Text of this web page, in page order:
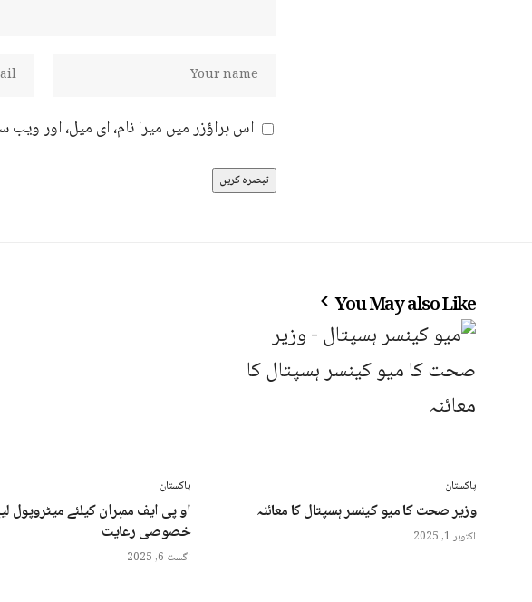
اس براؤزر میں میرا نام، ای میل، اور
You May also Like
پاکستان
وزیر صحت کا میو کینسر ہسپتال کا معائنہ
اکتوبر 1, 2025
پاکستان
او پی ایف ممبران کیلئے میٹروپول
خصوصی رعایت
اگست 6, 2025